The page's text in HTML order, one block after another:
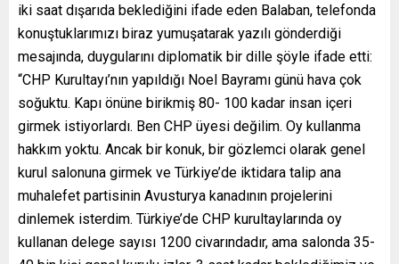
iki saat dışarıda beklediğini ifade eden Balaban, telefonda
konuştuklarımızı biraz yumuşatarak yazılı gönderdiği
mesajında, duygularını diplomatik bir dille şöyle ifade etti:
“CHP Kurultayı’nın yapıldığı Noel Bayramı günü hava çok
soğuktu. Kapı önüne birikmiş 80- 100 kadar insan içeri
girmek istiyorlardı. Ben CHP üyesi değilim. Oy kullanma
hakkım yoktu. Ancak bir konuk, bir gözlemci olarak genel
kurul salonuna girmek ve Türkiye’de iktidara talip ana
muhalefet partisinin Avusturya kanadının projelerini
dinlemek isterdim. Türkiye’de CHP kurultaylarında oy
kullanan delege sayısı 1200 civarındadır, ama salonda 35-